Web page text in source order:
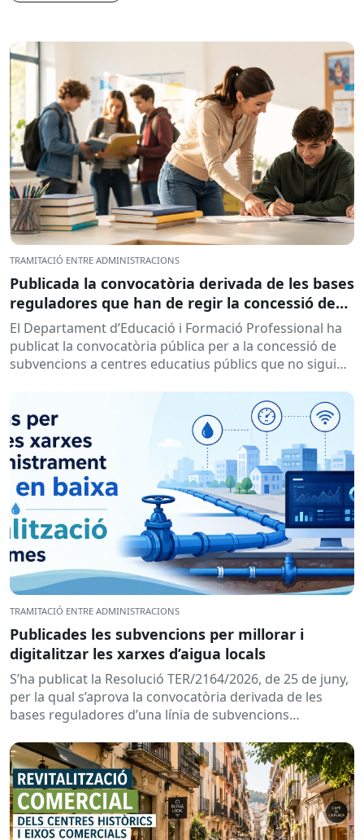
TRAMITACIÓ ENTRE ADMINISTRACIONS
Publicada la convocatòria derivada de les bases
reguladores que han de regir la concessió de
subvencions a centres educatius, per al
desenvolupament de programes de formació i
inserció, durant el curs 2026-2027
El Departament d’Educació i Formació Professional ha
publicat la convocatòria pública per a la concessió de
subvencions a centres educatius públics que no siguin
TRAMITACIÓ ENTRE ADMINISTRACIONS
Publicades les subvencions per millorar i
digitalitzar les xarxes d’aigua locals
S’ha publicat la Resolució TER/2164/2026, de 25 de juny,
per la qual s’aprova la convocatòria derivada de les
bases reguladores d’una línia de subvencions